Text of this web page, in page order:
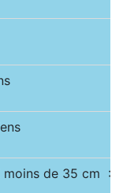
moins de 35 cm :